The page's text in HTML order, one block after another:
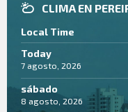
CLIMA EN
Local Time
Today
7 agosto, 2026
sábado
8 agosto, 2026